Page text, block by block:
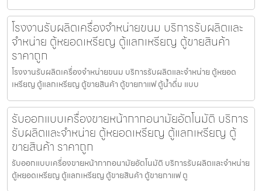
โรงงานรับผลิตเครื่องจำหน่ายขนม บริการรับผลิตและ
จำหน่าย ตู้หยอดเหรียญ ตู้แลกเหรียญ ตู้ขายสินค้า
ราคาถูก
โรงงานรับผลิตเครื่องจำหน่ายขนม บริการรับผลิตและจำหน่าย ตู้หยอด
เหรียญ ตู้แลกเหรียญ ตู้ขายสินค้า ตู้ขายกาแฟ ตู้น้ำดื่ม แบบ
รับออกแบบเครื่องขายหน้ากากอนามัย​อัตโนมัติ บริการ
รับผลิตและจำหน่าย ตู้หยอดเหรียญ ตู้แลกเหรียญ ตู้
ขายสินค้า ราคาถูก
รับออกแบบเครื่องขายหน้ากากอนามัย​อัตโนมัติ บริการรับผลิตและจำหน่าย
ตู้หยอดเหรียญ ตู้แลกเหรียญ ตู้ขายสินค้า ตู้ขายกาแฟ ตู